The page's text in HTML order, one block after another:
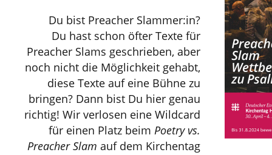
Du bist Preacher Slammer:in?
Du hast schon öfter Texte für
Preacher Slams geschrieben, aber
noch nicht die Möglichkeit gehabt,
diese Texte auf eine Bühne zu
bringen? Dann bist Du hier genau
richtig! Wir verlosen eine Wildcard
für einen Platz beim Poetry vs.
Preacher Slam auf dem Kirchentag